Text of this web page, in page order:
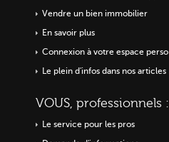
Vendre un bien immobilier
En savoir plus
Connexion à votre espace perso
Le plein d'infos dans nos articles
VOUS, professionnels :
Le service pour les pros